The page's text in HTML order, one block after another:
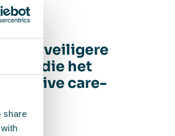
share
om veiligere
die het
care-